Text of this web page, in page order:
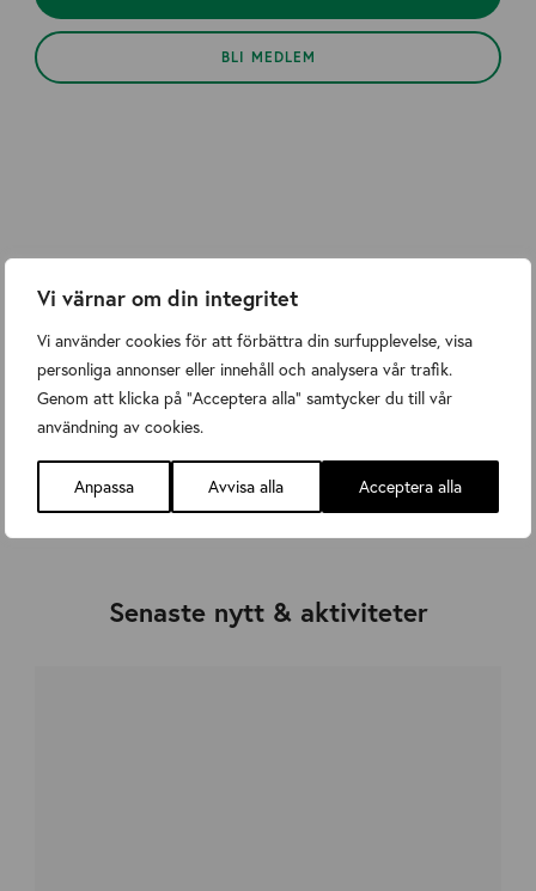
Vi värnar om din integritet
Vi använder cookies för att förbättra din surfupplevelse, visa
personliga annonser eller innehåll och analysera vår trafik.
Genom att klicka på "Acceptera alla" samtycker du till vår
användning av cookies.
Anpassa Avvisa alla Acceptera alla
BLI MEDLEM
Affärsutveckling
Senaste nytt & aktiviteter